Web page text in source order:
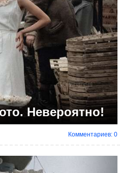
Невероятно!
Комментариев: 0